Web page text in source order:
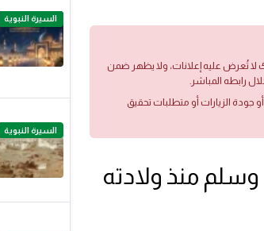
لا تُعرض عليه إعلانات، ولا يظهر ضمن
رابطه المباشر.
جودة الزيارات أو متطلبات تحقيق
منذ ولادته
السيرة النبوية
السيرة النبوية